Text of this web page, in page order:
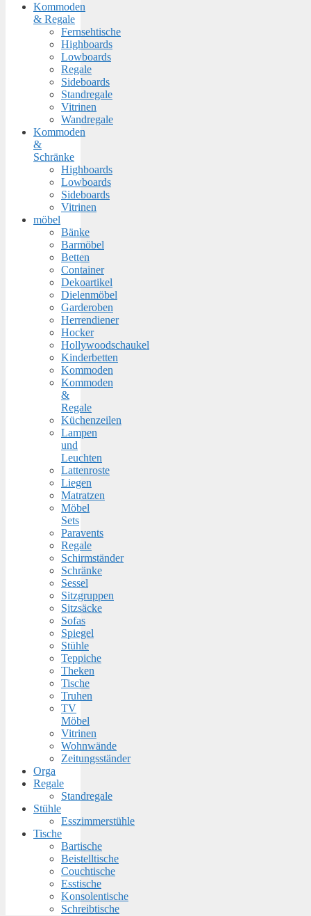
Kommoden
& Regale
Fernsehtische
Highboards
Lowboards
Regale
Sideboards
Standregale
Vitrinen
Wandregale
Kommoden
&
Schränke
Highboards
Lowboards
Sideboards
Vitrinen
möbel
Bänke
Barmöbel
Betten
Container
Dekoartikel
Dielenmöbel
Garderoben
Herrendiener
Hocker
Hollywoodschaukel
Kinderbetten
Kommoden
Kommoden
&
Regale
Küchenzeilen
Lampen
und
Leuchten
Lattenroste
Liegen
Matratzen
Möbel
Sets
Paravents
Regale
Schirmständer
Schränke
Sessel
Sitzgruppen
Sitzsäcke
Sofas
Spiegel
Stühle
Teppiche
Theken
Tische
Truhen
TV
Möbel
Vitrinen
Wohnwände
Zeitungsständer
Orga
Regale
Standregale
Stühle
Esszimmerstühle
Tische
Bartische
Beistelltische
Couchtische
Esstische
Konsolentische
Schreibtische